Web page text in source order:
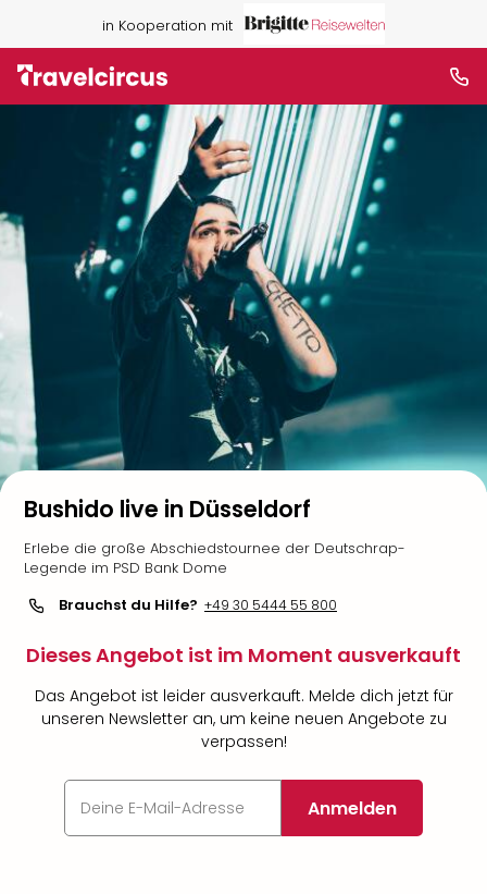
in Kooperation mit
Bushido live in Düsseldorf
Erlebe die große Abschiedstournee der Deutschrap-
Legende im PSD Bank Dome
Brauchst du Hilfe? +49 30 5444 55 800
Dieses Angebot ist im Moment ausverkauft
Das Angebot ist leider ausverkauft. Melde dich jetzt für
unseren Newsletter an, um keine neuen Angebote zu
verpassen!
Anmelden